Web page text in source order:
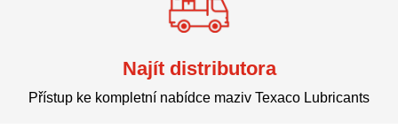
Najít distributora
Přístup ke kompletní nabídce maziv Texaco Lubricants